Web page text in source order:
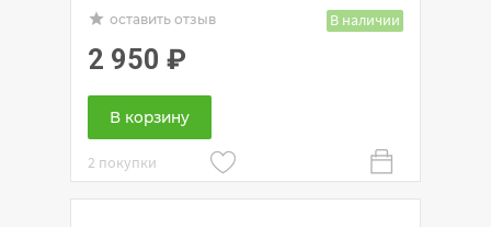
grade оставить отзыв В наличии
2 950 ₽
В корзину
2 покупки